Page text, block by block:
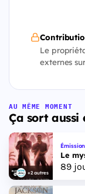
Le
externes
AU MÊME MOMENT
Ça sort aussi
+2 autres
Le
89